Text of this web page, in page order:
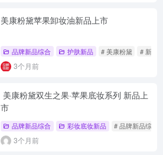
美康粉黛苹果卸妆油新品上市
品牌新品综合 护肤新品 # 美康粉黛 # 新品
3个月前
美康粉黛双生之果·苹果底妆系列 新品上
市
品牌新品综合 彩妆底妆新品 # 品牌新品综合
3个月前